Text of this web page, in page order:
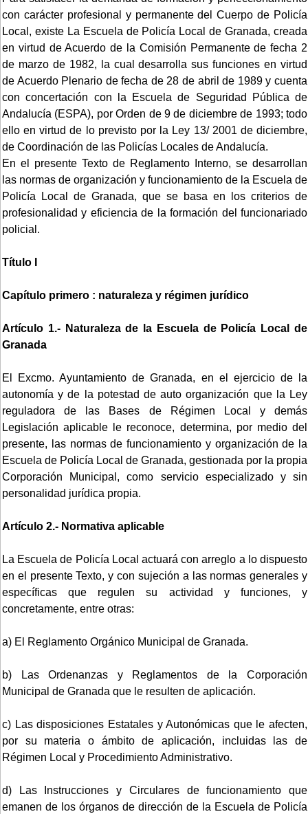
con carácter profesional y permanente del Cuerpo de Policía
Local, existe La Escuela de Policía Local de Granada, creada
en virtud de Acuerdo de la Comisión Permanente de fecha 2
de marzo de 1982, la cual desarrolla sus funciones en virtud
de Acuerdo Plenario de fecha de 28 de abril de 1989 y cuenta
con concertación con la Escuela de Seguridad Pública de
Andalucía (ESPA), por Orden de 9 de diciembre de 1993; todo
ello en virtud de lo previsto por la Ley 13/ 2001 de diciembre,
de Coordinación de las Policías Locales de Andalucía.
En el presente Texto de Reglamento Interno, se desarrollan
las normas de organización y funcionamiento de la Escuela de
Policía Local de Granada, que se basa en los criterios de
profesionalidad y eficiencia de la formación del funcionariado
policial.
Título I
Capítulo primero : naturaleza y régimen jurídico
Artículo 1.- Naturaleza de la Escuela de Policía Local de
Granada
El Excmo. Ayuntamiento de Granada, en el ejercicio de la
autonomía y de la potestad de auto organización que la Ley
reguladora de las Bases de Régimen Local y demás
Legislación aplicable le reconoce, determina, por medio del
presente, las normas de funcionamiento y organización de la
Escuela de Policía Local de Granada, gestionada por la propia
Corporación Municipal, como servicio especializado y sin
personalidad jurídica propia.
Artículo 2.- Normativa aplicable
La Escuela de Policía Local actuará con arreglo a lo dispuesto
en el presente Texto, y con sujeción a las normas generales y
específicas que regulen su actividad y funciones, y
concretamente, entre otras:
a) El Reglamento Orgánico Municipal de Granada.
b) Las Ordenanzas y Reglamentos de la Corporación
Municipal de Granada que le resulten de aplicación.
c) Las disposiciones Estatales y Autonómicas que le afecten,
por su materia o ámbito de aplicación, incluidas las de
Régimen Local y Procedimiento Administrativo.
d) Las Instrucciones y Circulares de funcionamiento que
emanen de los órganos de dirección de la Escuela de Policía